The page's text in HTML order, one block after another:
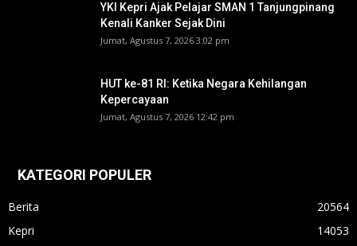
YKI Kepri Ajak Pelajar SMAN 1 Tanjungpinang
Kenali Kanker Sejak Dini
Jumat, Agustus 7, 2026 3:02 pm
HUT ke-81 RI: Ketika Negara Kehilangan
Kepercayaan
Jumat, Agustus 7, 2026 12:42 pm
KATEGORI POPULER
Berita
20564
Kepri
14053